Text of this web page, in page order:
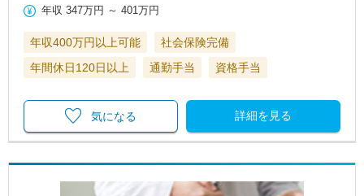
年収 347万円 ～401万円
年収400万円以上可能
社会保険完備
年間休日120日以上
通勤手当 資格手当
詳細を見る
気になる